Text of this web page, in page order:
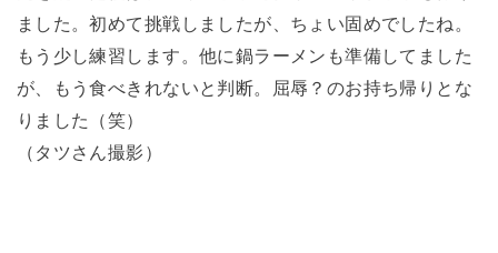
ました。初めて挑戦しましたが、ちょい固めでしたね。
もう少し練習します。他に鍋ラーメンも準備してました
が、もう食べきれないと判断。屈辱？のお持ち帰りとな
りました（笑）
（タツさん撮影）